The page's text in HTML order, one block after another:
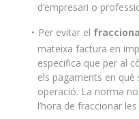
d’empresari o
Per evitar el
mateixa factura en
especifica que per al
els pagaments en què
operació. La norma
l’hora de fraccionar